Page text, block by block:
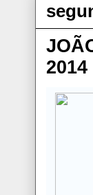
2014